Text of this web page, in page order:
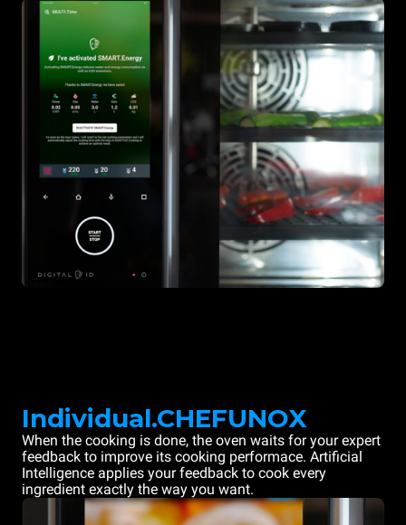
Individual.CHEFUNOX
When the cooking is done, the oven waits for your expert
feedback to improve its cooking performace. Artificial
Intelligence applies your feedback to cook every
ingredient exactly the way you want.